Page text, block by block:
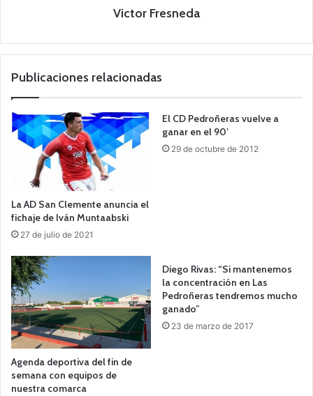
Victor Fresneda
Publicaciones relacionadas
La AD San Clemente anuncia el
fichaje de Iván Muntaabski
27 de julio de 2021
El CD Pedroñeras vuelve a
ganar en el 90′
29 de octubre de 2012
Agenda deportiva del fin de
semana con equipos de
nuestra comarca
Diego Rivas: “Si mantenemos
la concentración en Las
Pedroñeras tendremos mucho
ganado”
23 de marzo de 2017